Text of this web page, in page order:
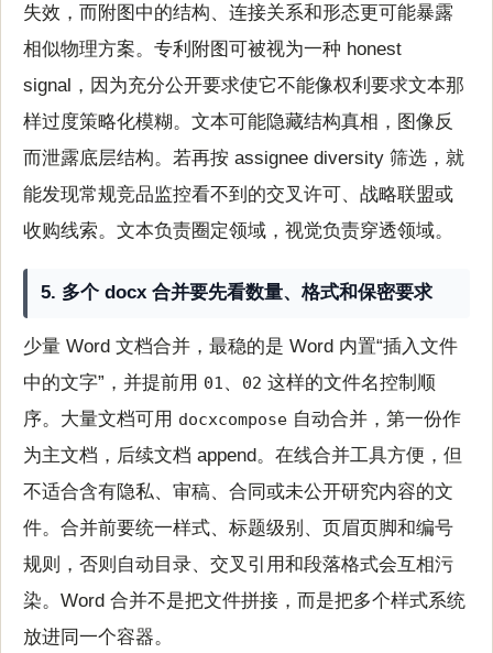
失效，而附图中的结构、连接关系和形态更可能暴露
相似物理方案。专利附图可被视为一种 honest
signal，因为充分公开要求使它不能像权利要求文本那
样过度策略化模糊。文本可能隐藏结构真相，图像反
而泄露底层结构。若再按 assignee diversity 筛选，就
能发现常规竞品监控看不到的交叉许可、战略联盟或
收购线索。文本负责圈定领域，视觉负责穿透领域。
5. 多个 docx 合并要先看数量、格式和保密要求
少量 Word 文档合并，最稳的是 Word 内置“插入文件
中的文字”，并提前用 01、 02 这样的文件名控制顺
序。大量文档可用 docxcompose 自动合并，第一份作
为主文档，后续文档 append。在线合并工具方便，但
不适合含有隐私、审稿、合同或未公开研究内容的文
件。合并前要统一样式、标题级别、页眉页脚和编号
规则，否则自动目录、交叉引用和段落格式会互相污
染。Word 合并不是把文件拼接，而是把多个样式系统
放进同一个容器。